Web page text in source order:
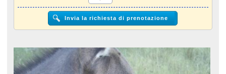
Altro paese